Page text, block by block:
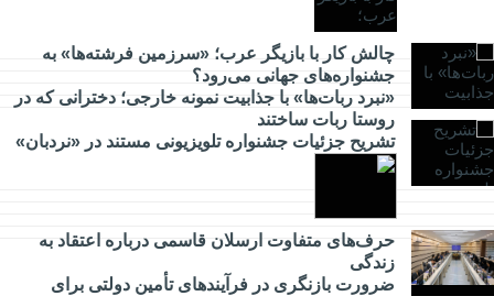
چالش کار با بازیگر عرب؛ «سرزمین فرشته‌ها» به
جشنواره‌های جهانی می‌رود؟
«نبرد ربات‌ها» با جذابیت نمونه خارجی؛ دخترانی که در
روستا ربات ساختند
تشریح جزئیات جشنواره‌ تلویزیونی مستند در «نردبان»
حرف‌های متفاوت ارسلان قاسمی درباره اعتقاد به
زندگی
از
کارآفرینی
چه خبر؟
ضرورت بازنگری در فرآیندهای تأمین دولتی برای
از
از